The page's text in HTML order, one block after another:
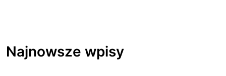
Najnowsze wpisy